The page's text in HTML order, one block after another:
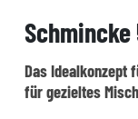
Schmincke
Das Idealkonzept
für gezieltes